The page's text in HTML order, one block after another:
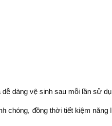
dàng vệ sinh sau mỗi lần sử
chóng, đồng thời tiết kiệm năng